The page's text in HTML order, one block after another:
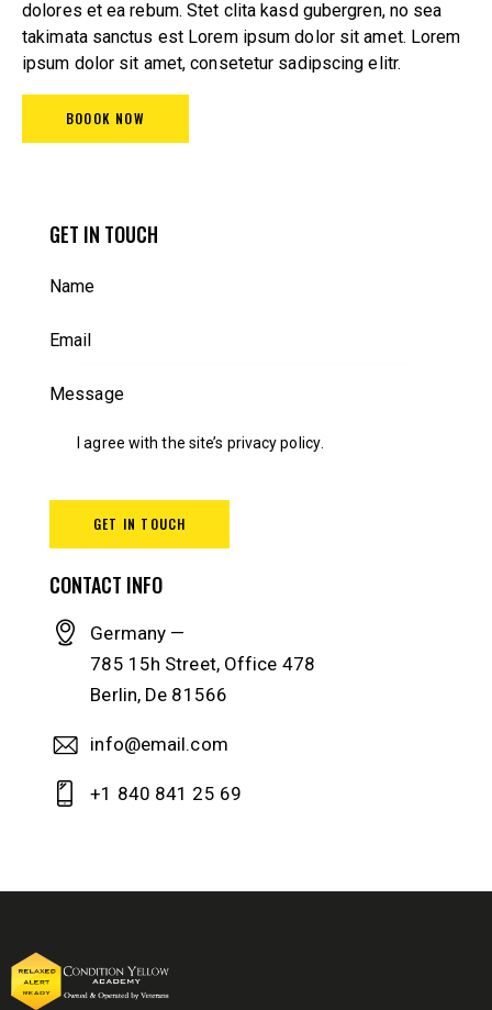
dolores et ea rebum. Stet clita kasd gubergren, no sea
takimata sanctus est Lorem ipsum dolor sit amet. Lorem
ipsum dolor sit amet, consetetur sadipscing elitr.
BOOOK NOW
GET IN TOUCH
I agree with the site’s privacy policy
CONTACT INFO
Germany —
785 15h Street, Office 478
Berlin, De 81566
info@email.com
+1 840 841 25 69